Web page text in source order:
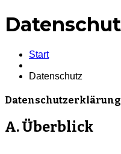
Start
Datenschutz
Datenschutzerklärung
A. Überblick